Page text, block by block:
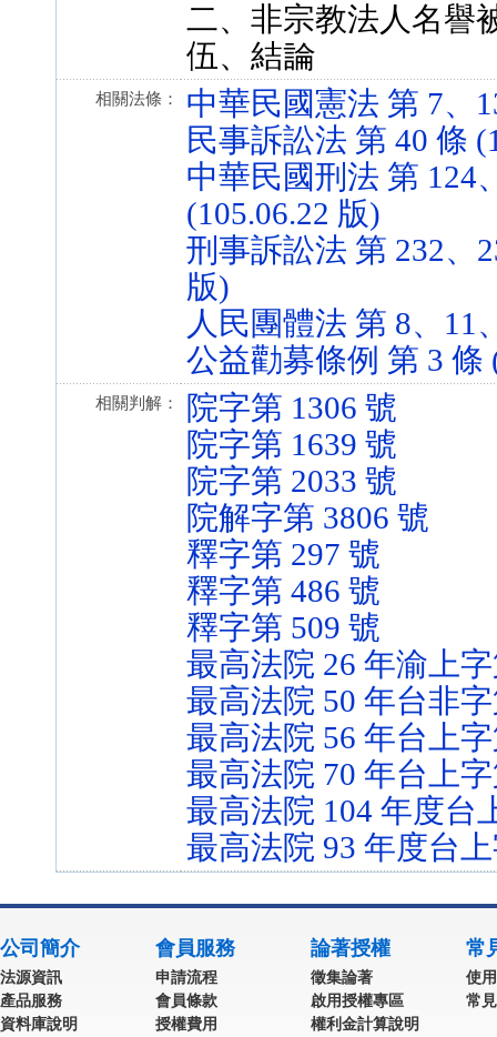
二、非宗教法人名譽
伍、結論
相關法條：
中華民國憲法 第 7、
民事訴訟法 第 40 條
中華民國刑法 第 124
(105.06.22 版)
刑事訴訟法 第 232、
版)
人民團體法 第 8、11
公益勸募條例 第 3 條
相關判解：
院字第 1306 號
院字第 1639 號
院字第 2033 號
院解字第 3806 號
釋字第 297 號
釋字第 486 號
釋字第 509 號
最高法院 26 年渝上
最高法院 50 年台非
最高法院 56 年台上
最高法院 70 年台上
最高法院 104 年度台
最高法院 93 年度台
公司簡介
法源資訊
產品服務
資料庫說明
會員服務
申請流程
會員條款
授權費用
論著授權
徵集論著
啟用授權專區
權利金計算說明
常
使
常